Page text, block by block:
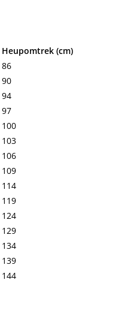
Heupomtrek (cm)
86
90
94
97
100
103
106
109
114
119
124
129
134
139
144